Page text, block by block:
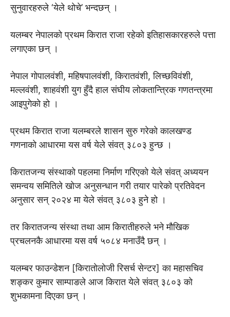
सुनुवारहरुले ‘येले थोचे’ भन्दछन् ।
यलम्बर नेपालको प्रथम किरात राजा रहेकाे इतिहासकारहरुले पत्ता
लगाएका छन् ।
नेपाल गोपालवंशी, महिषपालवंशी, किरातवंशी, लिच्छविवंशी,
मल्लवंशी, शाहवंशी युग हुँदै हाल संघीय लोकतान्त्रिक गणतन्त्रमा
आइपुगेकाे हाे ।
प्रथम किरात राजा यलम्बरले शासन सुरु गरेको कालखण्ड
गणनाकाे आधारमा यस वर्ष येले संवत् ३८०३ हुन्छ ।
किरातजन्य संस्थाको पहलमा निर्माण गरिएको येले संवत् अध्ययन
समन्वय समितिले खोज अनुसन्धान गरी तयार पारेको प्रतिवेदन
अनुसार सन् २०२४ मा येले संवत् ३८०३ हुने हो ।
तर किरातजन्य संस्था तथा आम किरातीहरुले भने माैखिक
प्रचलनकै आधारमा यस वर्ष ५०८४ मनाउँदै छन् ।
यलम्बर फाउन्डेशन [किराताेलाेजी रिसर्च सेन्टर] का महासचिव
शङ्कर कुमार साम्पाङले आज किरात येले संवत् ३८०३ काे
शुभकामना दिएका छन् ।